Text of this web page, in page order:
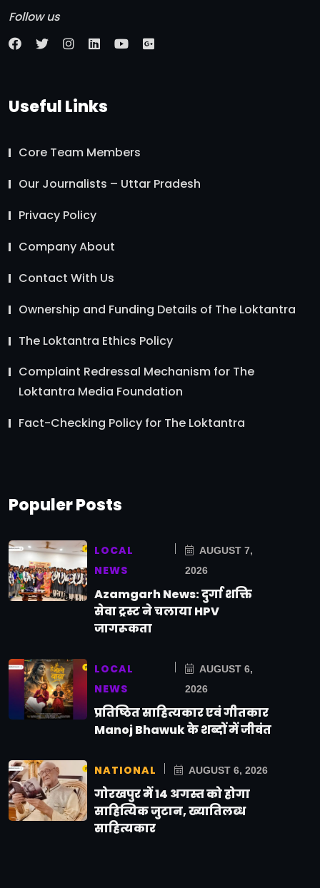
Follow us
Useful Links
Core Team Members
Our Journalists – Uttar Pradesh
Privacy Policy
Company About
Contact With Us
Ownership and Funding Details of The Loktantra
The Loktantra Ethics Policy
Complaint Redressal Mechanism for The
Loktantra Media Foundation
Fact-Checking Policy for The Loktantra
Populer Posts
LOCAL
NEWS
AUGUST 7,
2026
Azamgarh News: दुर्गा शक्ति
सेवा ट्रस्ट ने चलाया HPV
जागरूकता
LOCAL
NEWS
AUGUST 6,
2026
प्रतिष्ठित साहित्यकार एवं गीतकार
Manoj Bhawuk के शब्दों में जीवंत
NATIONAL AUGUST 6, 2026
गोरखपुर में 14 अगस्त को होगा
साहित्यिक जुटान, ख्यातिलब्ध
साहित्यकार